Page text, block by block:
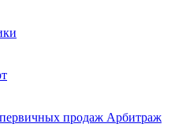
продаж Арбитраж